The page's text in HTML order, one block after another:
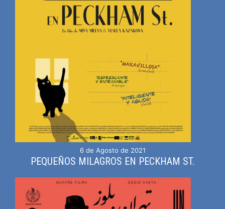
6 de Agosto de 2021
PEQUEÑOS MILAGROS EN PECKHAM ST.